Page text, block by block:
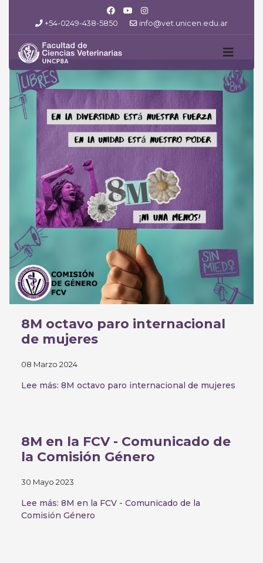
+54-0249-438-5850 info@vet.unicen.edu.ar
8M octavo paro internacional
de mujeres
08 Marzo 2024
Lee más: 8M octavo paro internacional de mujeres
8M en la FCV - Comunicado de
la Comisión Género
30 Mayo 2023
Lee más: 8M en la FCV - Comunicado de la
Comisión Género